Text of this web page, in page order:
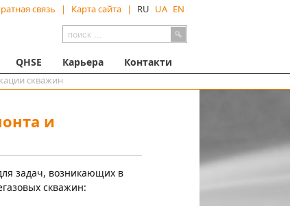
связь | Карта сайта | RU UA EN
QHSE Карьера Контакти
скважин
и
задач, возникающих в
скважин: